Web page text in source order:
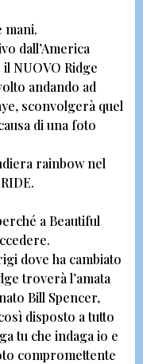
mani.
dall’America
NUOVO Ridge
andando ad
sconvolgerà quel
di una foto
rainbow nel
.
a Beautiful
dove ha cambiato
troverà l’amata
Bill Spencer,
disposto a tutto
tu che indaga io e
compromettente